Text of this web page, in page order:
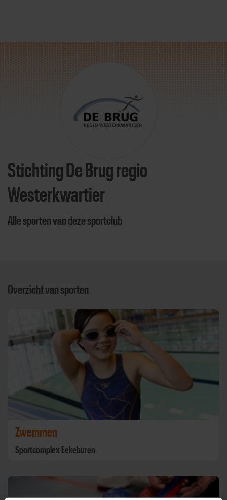
Stichting De Brug regio
Westerkwartier
Alle sporten van deze sportclub
Overzicht van sporten
Zwemmen
Sportcomplex Eekeburen